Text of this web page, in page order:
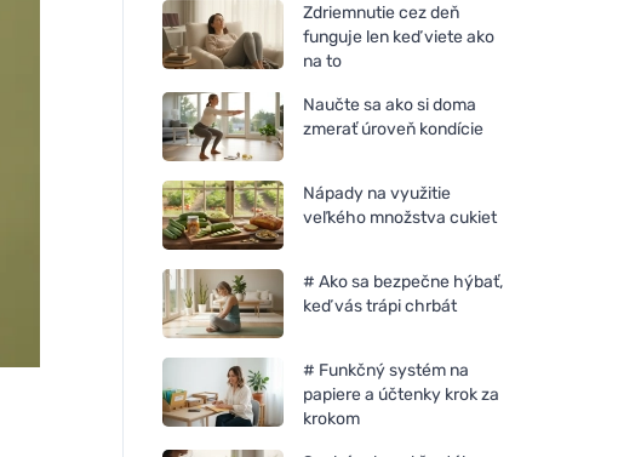
Zdriemnutie cez deň
funguje len keď viete ako
na to
Naučte sa ako si doma
zmerať úroveň kondície
Nápady na využitie
veľkého množstva cukiet
# Ako sa bezpečne hýbať,
keď vás trápi chrbát
# Funkčný systém na
papiere a účtenky krok za
krokom